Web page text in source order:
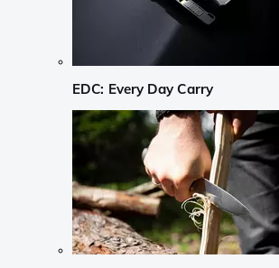
EDC: Every Day Carry